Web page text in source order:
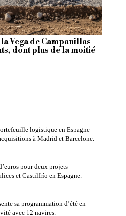
Vega de Campanillas
dont plus de la moitié
logistique en Espagne
à Madrid et Barcelone.
pour deux projets
et Castilfrío en Espagne.
sa programmation d’été en
avec 12 navires.